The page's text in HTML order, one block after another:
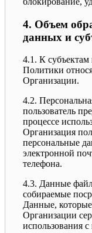
4. Объем
данных и
4.1. К
Политики
Организации.
4.2.
пользователь
процессе
Организация
персональные
электронной
телефона.
4.3. Данные
собираемые
Данные,
Организации
использования